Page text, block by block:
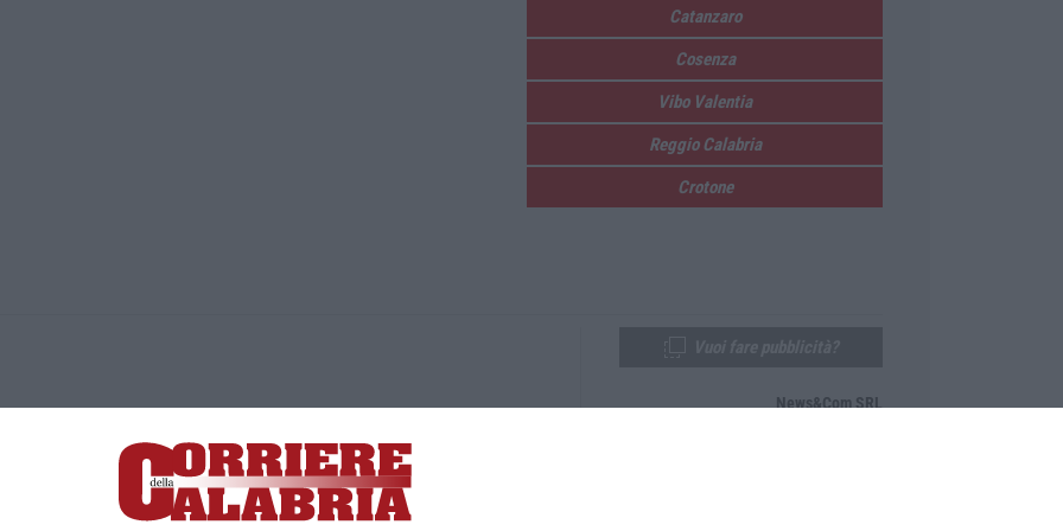
Catanzaro
Cosenza
Vibo Valentia
Reggio Calabria
Crotone
Lamezia Terme (CZ)
responsabile Paola Militano |Privacy
News&Com SRL